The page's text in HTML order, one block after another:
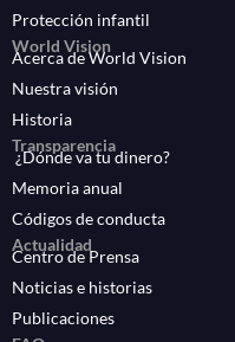
Protección infantil
World Vision
Acerca de World Vision
Nuestra visión
Historia
Transparencia
¿Dónde va tu dinero?
Memoria anual
Códigos de conducta
Actualidad
Centro de Prensa
Noticias e historias
Publicaciones